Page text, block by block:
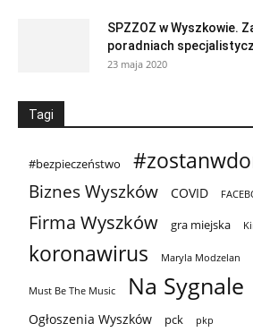
SPZZOZ w Wyszkowie.
poradniach
23 maja 2020
Tagi
#bezpieczeństwo
Biznes Wyszków COVID
Firma Wyszków gra miejska
koronawirus Maryla Modzelan
Must Be The Music Na Sygnale
Ogłoszenia Wyszków pck pkp